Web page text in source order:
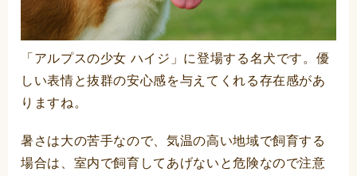
「アルプスの少女 ハイジ」に登場する名犬です。優
しい表情と抜群の安心感を与えてくれる存在感があ
りますね。
暑さは大の苦手なので、気温の高い地域で飼育する
場合は、室内で飼育してあげないと危険なので注意